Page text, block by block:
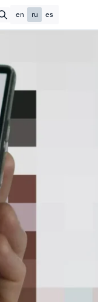
en ru es